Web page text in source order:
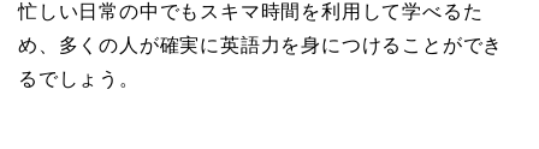
忙しい日常の中でもスキマ時間を利用して学べるた
め、多くの人が確実に英語力を身につけることができ
るでしょう。